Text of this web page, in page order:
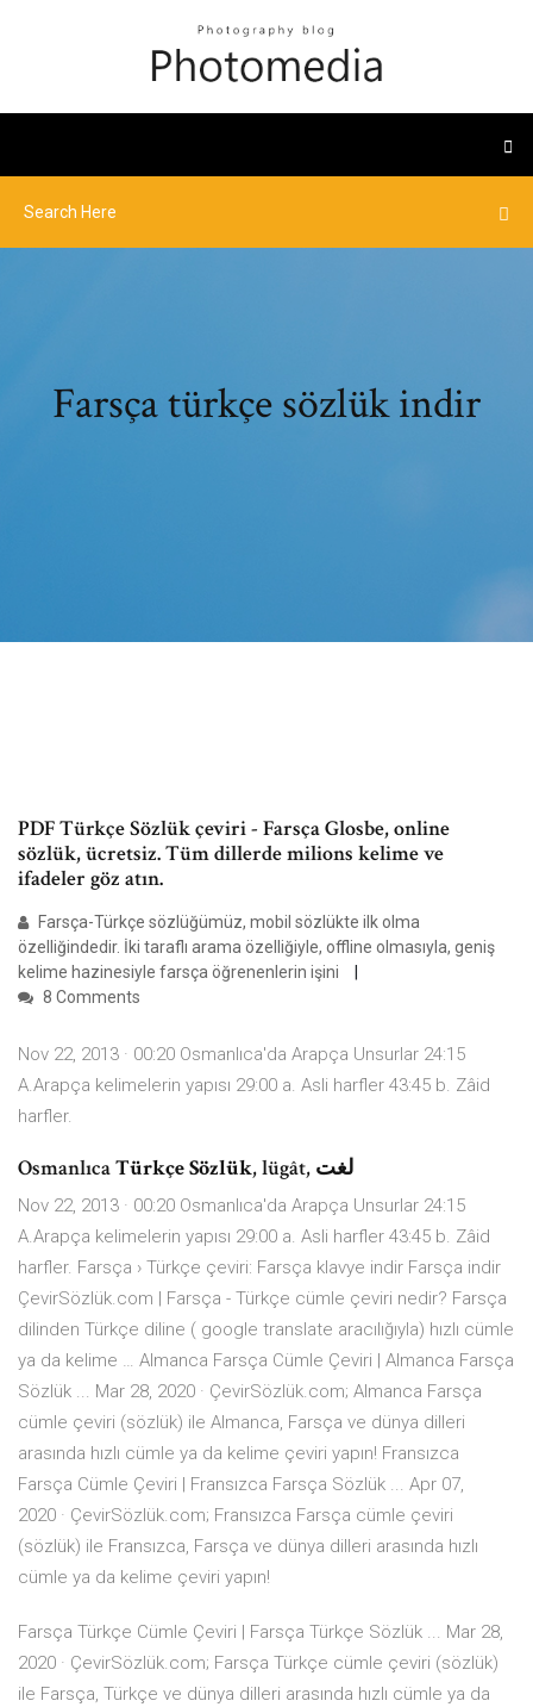
Farsça türkçe sözlük indir
PDF Türkçe Sözlük çeviri - Farsça Glosbe, online
sözlük, ücretsiz. Tüm dillerde milions kelime ve
ifadeler göz atın.
Farsça-Türkçe sözlüğümüz, mobil sözlükte ilk olma
özelliğindedir. İki taraflı arama özelliğiyle, offline olmasıyla, geniş
kelime hazinesiyle farsça öğrenenlerin işini
8 Comments
Nov 22, 2013 · 00:20 Osmanlıca'da Arapça Unsurlar 24:15
A.Arapça kelimelerin yapısı 29:00 a. Asli harfler 43:45 b. Zâid
harfler.
OsmanlıcaTürkçe Sözlük , lügât, لغت
Nov 22, 2013 · 00:20 Osmanlıca'da Arapça Unsurlar 24:15
A.Arapça kelimelerin yapısı 29:00 a. Asli harfler 43:45 b. Zâid
harfler. Farsça › Türkçe çeviri: Farsça klavye indir Farsça indir
ÇevirSözlük.com | Farsça - Türkçe cümle çeviri nedir? Farsça
dilinden Türkçe diline ( google translate aracılığıyla) hızlı cümle
ya da kelime … Almanca Farsça Cümle Çeviri | Almanca Farsça
Sözlük ... Mar 28, 2020 · ÇevirSözlük.com; Almanca Farsça
cümle çeviri (sözlük) ile Almanca, Farsça ve dünya dilleri
arasında hızlı cümle ya da kelime çeviri yapın! Fransızca
Farsça Cümle Çeviri | Fransızca Farsça Sözlük ... Apr 07,
2020 · ÇevirSözlük.com; Fransızca Farsça cümle çeviri
(sözlük) ile Fransızca, Farsça ve dünya dilleri arasında hızlı
cümle ya da kelime çeviri yapın!
Farsça Türkçe Cümle Çeviri | Farsça Türkçe Sözlük ... Mar 28,
2020 · ÇevirSözlük.com; Farsça Türkçe cümle çeviri (sözlük)
ile Farsça, Türkçe ve dünya dilleri arasında hızlı cümle ya da